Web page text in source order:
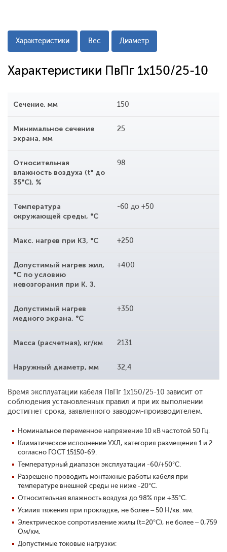
Характеристики Вес Диаметр
Характеристики ПвПг 1x150/25-10
Сечение, мм 150
Минимальное сечение
экрана, мм
25
Относительная
влажность воздуха (t° до
35°С), %
98
Температура
окружающей среды, °С
-60 до +50
Макс. нагрев при КЗ, °С +250
Допустимый нагрев жил,
°С по условию
невозгорания при К. З.
+400
Допустимый нагрев
медного экрана, °С
+350
Масса (расчетная), кг/км 2131
Наружный диаметр, мм 32,4
Время эксплуатации кабеля ПвПг 1x150/25-10 зависит от
соблюдения установленных правил и при их выполнении
достигнет срока, заявленного заводом-производителем.
Номинальное переменное напряжение 10 кВ частотой 50 Гц.
Климатическое исполнение УХЛ, категория размещения 1 и 2
согласно ГОСТ 15150-69.
Температурный диапазон эксплуатации -60/+50°С.
Разрешено проводить монтажные работы кабеля при
температуре внешней среды не ниже -20°С.
Относительная влажность воздуха до 98% при +35°С.
Усилия тяжения при прокладке, не более – 50 Н/кв. мм.
Электрическое сопротивление жилы (t=20°С), не более – 0,759
Ом/км.
Допустимые токовые нагрузки: